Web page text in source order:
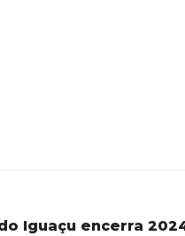
Iguaçu encerra